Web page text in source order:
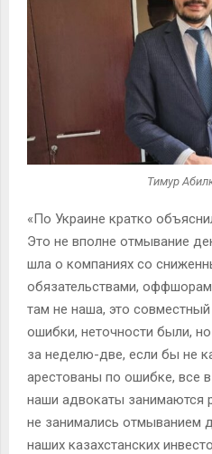
Тимур
«По Украине кратко
Это не вполне отмывание
шла о компаниях со
обязательствами,
там не наша, это
ошибки, неточности были,
за неделю-две, если бы не
арестованы по ошибке, все
наши адвокаты занимаются
не занимались отмыванием
наших казахстанских